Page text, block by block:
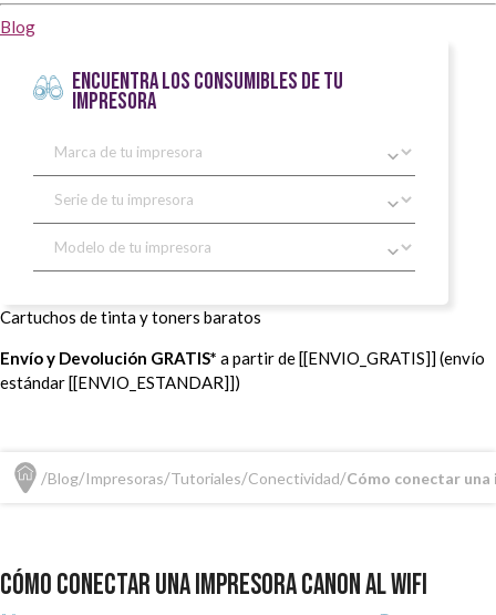
Blog
ENCUENTRA LOS CONSUMIBLES DE TU
IMPRESORA
Cartuchos de tinta y toners baratos
Envío y Devolución GRATIS* a partir de [[ENVIO_GRATIS]] (envío
estándar [[ENVIO_ESTANDAR]])
Blog Impresoras Tutoriales Conectividad Cómo conectar
Cómo conectar una impresora Canon al wifi